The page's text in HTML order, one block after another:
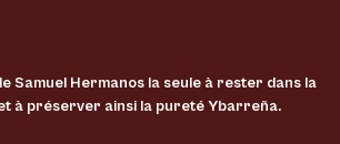
Samuel Hermanos la seule à rester dans la
à préserver ainsi la pureté Ybarreña.